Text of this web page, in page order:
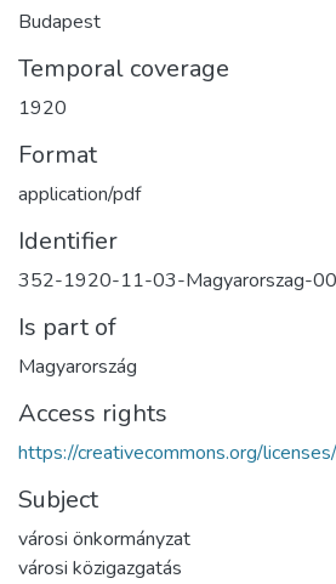
Budapest
Temporal coverage
1920
Format
application/pdf
Identifier
352-1920-11-03-Magyarorszag-
Is part of
Magyarország
Access rights
https://creativecommons.org/
Subject
városi önkormányzat
városi közigazgatás